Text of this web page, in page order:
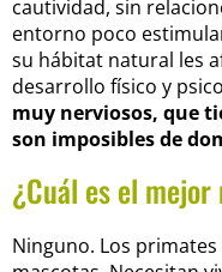
cautividad, sin
entorno poco
su hábitat natural les
desarrollo físico y
muy nerviosos, que
son imposibles de
¿Cuál es el
Ninguno. Los